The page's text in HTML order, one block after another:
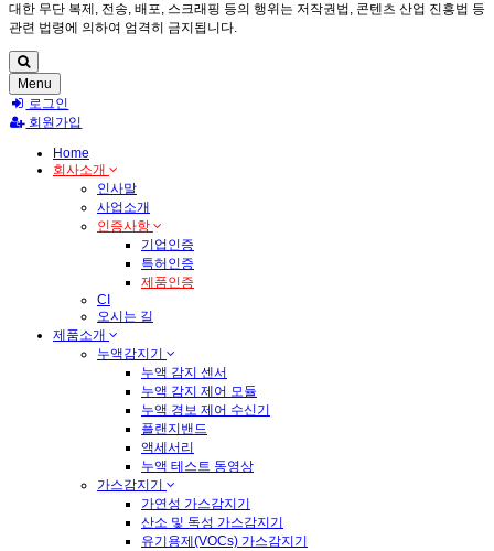
대한 무단 복제, 전송, 배포, 스크래핑 등의 행위는 저작권법, 콘텐츠 산업 진흥법 등
관련 법령에 의하여 엄격히 금지됩니다.
Menu
로그인
회원가입
Home
회사소개
인사말
사업소개
인증사항
기업인증
특허인증
제품인증
CI
오시는 길
제품소개
누액감지기
누액 감지 센서
누액 감지 제어 모듈
누액 경보 제어 수신기
플랜지밴드
액세서리
누액 테스트 동영상
가스감지기
가연성 가스감지기
산소 및 독성 가스감지기
유기용제(VOCs) 가스감지기